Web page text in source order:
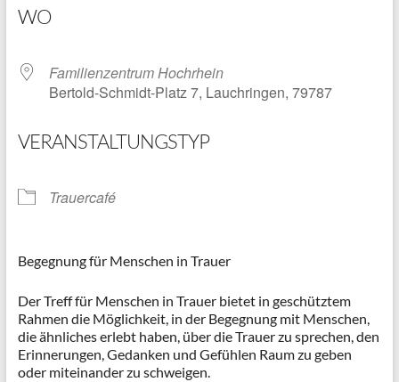
WO
Familienzentrum Hochrhein
Bertold-Schmidt-Platz 7, Lauchringen, 79787
VERANSTALTUNGSTYP
Trauercafé
Begegnung für Menschen in Trauer
Der Treff für Menschen in Trauer bietet in geschütztem
Rahmen die Möglichkeit, in der Begegnung mit Menschen,
die ähnliches erlebt haben, über die Trauer zu sprechen, den
Erinnerungen, Gedanken und Gefühlen Raum zu geben
oder miteinander zu schweigen.